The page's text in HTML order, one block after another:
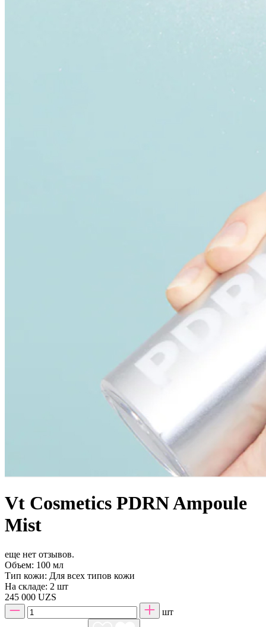
Vt Cosmetics PDRN Ampoule
Mist
еще нет отзывов.
Объем: 100 мл
Тип кожи: Для всех типов кожи
На складе: 2 шт
245 000 UZS
шт